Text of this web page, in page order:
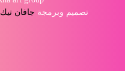
تصميم وبرمجة جافان تيك